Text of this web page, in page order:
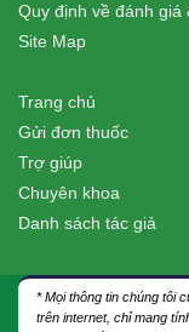
Quy định về đánh giá
Site Map
Trang chủ
Gửi đơn thuốc
Trợ giúp
Chuyên khoa
Danh sách tác giả
* Mọi thông tin chúng tôi
trên internet, chỉ mang